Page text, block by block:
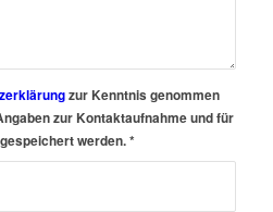
zur Kenntnis genommen
zur Kontaktaufnahme und für
werden.*